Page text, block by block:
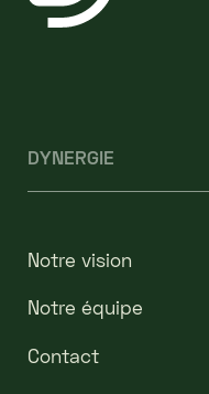
DYNERGIE
Notre vision
Notre équipe
Contact